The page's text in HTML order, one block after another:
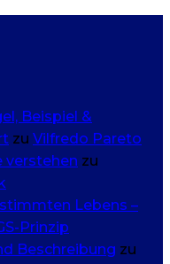
Beispiel &
zu Vilfredo Pareto
verstehen zu
Lebens –
Prinzip
Beschreibung zu